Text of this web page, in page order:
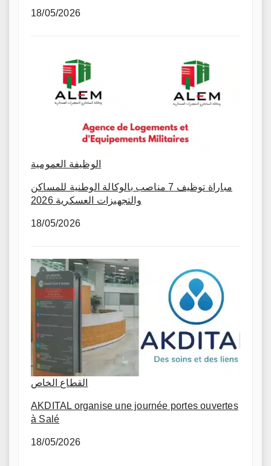
18/05/2026
الوظيفة العمومية
مباراة توظيف 7 مناصب بالوكالة الوطنية للمساكن
والتجهيزات العسكرية 2026
18/05/2026
القطاع الخاص
AKDITAL organise une journée portes ouvertes
à Salé
18/05/2026